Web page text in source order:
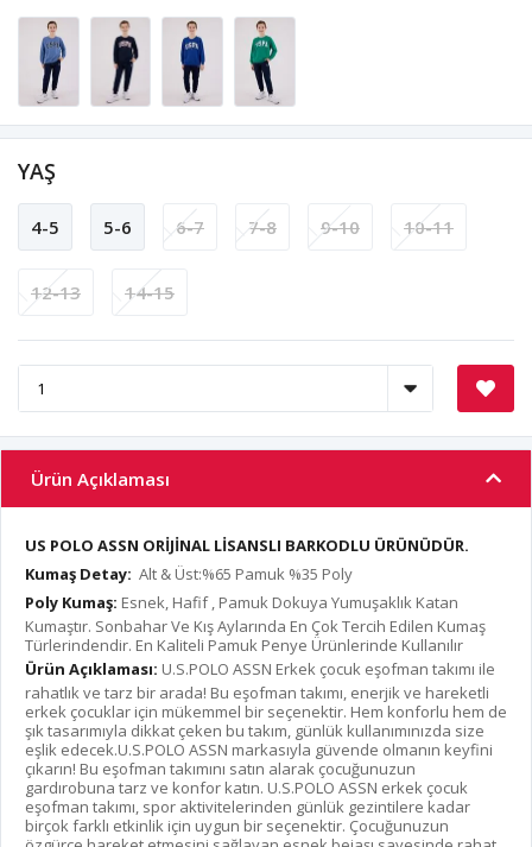
YAŞ
4-5 5-6 6-7 7-8 9-10 10-11
12-13 14-15
Ürün Açıklaması
US POLO ASSN ORİJİNAL LİSANSLI BARKODLU ÜRÜNÜDÜR.
Kumaş Detay: Alt & Üst:%65 Pamuk %35 Poly
Poly Kumaş: Esnek, Hafif , Pamuk Dokuya Yumuşaklık Katan
Kumaştır. Sonbahar Ve Kış Aylarında En Çok Tercih Edilen Kumaş
Türlerindendir. En Kaliteli Pamuk Penye Ürünlerinde Kullanılır
Ürün Açıklaması: U.S.POLO ASSN Erkek çocuk eşofman takımı ile
rahatlık ve tarz bir arada! Bu eşofman takımı, enerjik ve hareketli
erkek çocuklar için mükemmel bir seçenektir. Hem konforlu hem de
şık tasarımıyla dikkat çeken bu takım, günlük kullanımınızda size
eşlik edecek.U.S.POLO ASSN markasıyla güvende olmanın keyfini
çıkarın! Bu eşofman takımını satın alarak çocuğunuzun
gardırobuna tarz ve konfor katın. U.S.POLO ASSN erkek çocuk
eşofman takımı, spor aktivitelerinden günlük gezintilere kadar
birçok farklı etkinlik için uygun bir seçenektir. Çocuğunuzun